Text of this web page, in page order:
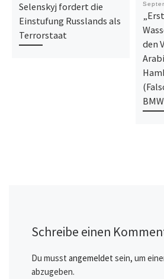
Selenskyj fordert die
Einstufung Russlands als
Terrorstaat
den
Schreibe einen
Du musst angemeldet sein, um
abzugeben.